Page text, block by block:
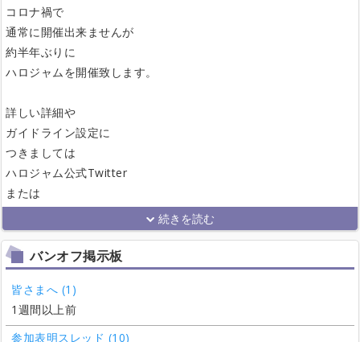
コロナ禍で
通常に開催出来ませんが
約半年ぶりに
ハロジャムを開催致します。
詳しい詳細や
ガイドライン設定に
つきましては
ハロジャム公式Twitter
または
バンオフ掲示板
皆さまへ (1)
1週間以上前
参加表明スレッド (10)